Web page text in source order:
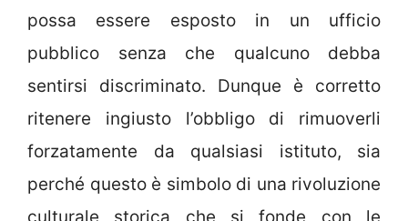
possa essere esposto in un ufficio
pubblico senza che qualcuno debba
sentirsi discriminato. Dunque è corretto
ritenere ingiusto l’obbligo di rimuoverli
forzatamente da qualsiasi istituto, sia
perché questo è simbolo di una rivoluzione